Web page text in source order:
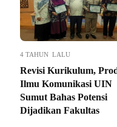
4 TAHUN LALU
Revisi Kurikulum,
Ilmu Komunikasi UIN
Sumut Bahas Potensi
Dijadikan Fakultas